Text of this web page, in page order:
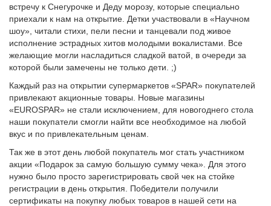
встречу к Снегурочке и Деду морозу, которые специально
приехали к нам на открытие. Детки участвовали в «Научном
шоу», читали стихи, пели песни и танцевали под живое
исполнение эстрадных хитов молодыми вокалистами. Все
желающие могли насладиться сладкой ватой, в очереди за
которой были замечены не только дети. ;)
Каждый раз на открытии супермаркетов «SPAR» покупателей
привлекают акционные товары. Новые магазины
«EUROSPAR» не стали исключением, для новогоднего стола
наши покупатели смогли найти все необходимое на любой
вкус и по привлекательным ценам.
Так же в этот день любой покупатель мог стать участником
акции «Подарок за самую большую сумму чека». Для этого
нужно было просто зарегистрировать свой чек на стойке
регистрации в день открытия. Победители получили
сертификаты на покупку любых товаров в нашей сети на